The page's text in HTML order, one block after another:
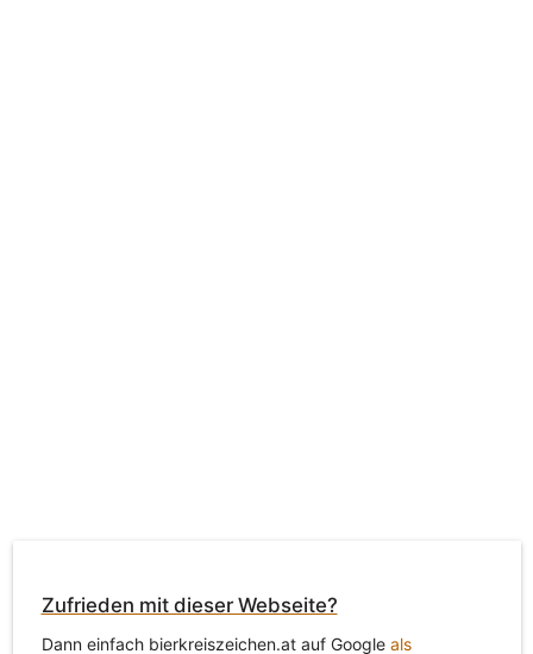
Zufrieden mit dieser Webseite?
Dann einfach bierkreiszeichen.at auf Google als